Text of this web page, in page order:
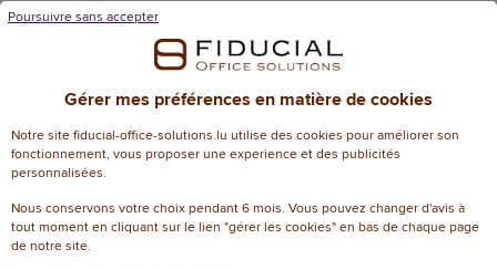
(6,53 € TTC)
EN STOCK, LIVRÉ EN 24/48H
AJOUTER
6 Canettes goût Orange sanguine - 33
Gérer mes préférences en matière de cookies
Notre site fiducial-office-solutions.lu utilise des cookies pour améliorer son
fonctionnement, vous proposer une experience et des publicités
personnalisées.
Nous conservons votre choix pendant 6 mois. Vous pouvez changer d'avis à
tout moment en cliquant sur le lien "gérer les cookies" en bas de chaque page
de notre site.
Poursuivre sans accepter